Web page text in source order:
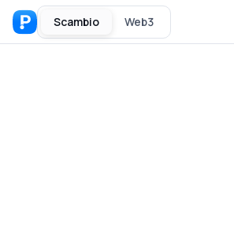
Scambio Web3